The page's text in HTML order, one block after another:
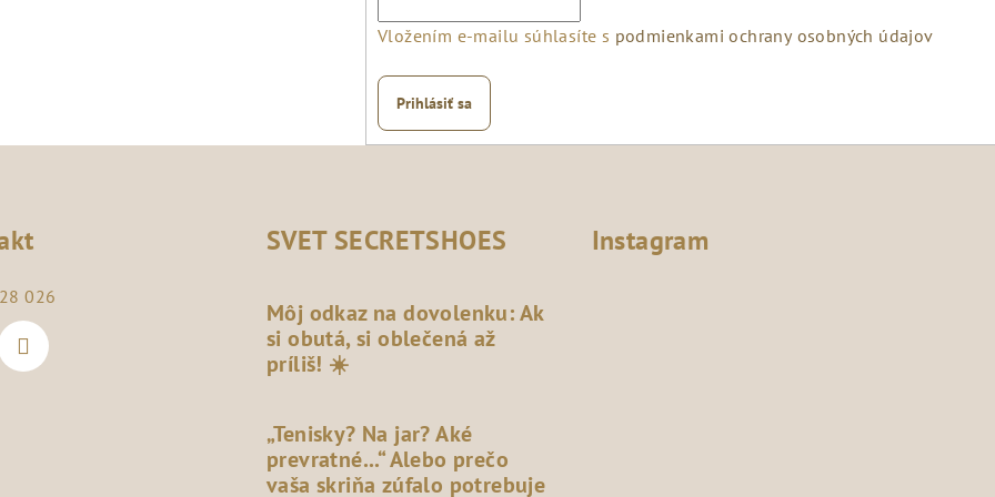
Vložením e-mailu súhlasíte s podmienkami ochrany osobných údajov
Prihlásiť sa
026
SVET SECRETSHOES
Môj odkaz na dovolenku: Ak
si obutá, si oblečená až
príliš! ☀️
„Tenisky? Na jar? Aké
prevratné...“ Alebo prečo
vaša skriňa zúfalo potrebuje
Instagram